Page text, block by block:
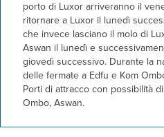
porto di Luxor arriveranno il
ritornare a Luxor il lunedì
che invece lasciano il molo di
Aswan il lunedì e
giovedì successivo. Durante la
delle fermate a Edfu e Kom
Porti di attracco con possibilità
Ombo, Aswan.